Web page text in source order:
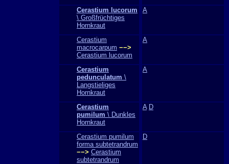
Cerastium lucorum
\ Großfrüchtiges
Hornkraut
A
Cerastium
macrocarpum −−>
Cerastium lucorum
A
Cerastium
pedunculatum \
Langstieliges
Hornkraut
A
Cerastium
pumilum \ Dunkles
Hornkraut
A D
Cerastium pumilum
forma subtetrandrum
−−> Cerastium
subtetrandrum
D